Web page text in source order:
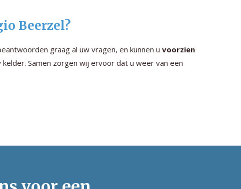
Beerzel?
graag al uw vragen, en kunnen u voorzien
Samen zorgen wij ervoor dat u weer van een